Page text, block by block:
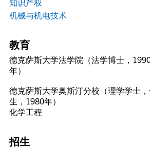
机械与机电技术
教育
德克萨斯大学法学院（法学博士，
年）
德克萨斯大学奥斯汀分校（理学学士
生，1980年）
化学工程
招生